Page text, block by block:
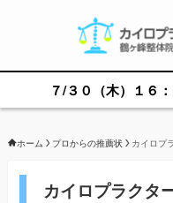
７/３０（木）１６：
ホーム プロからの推薦状 カイロプ
カイロプラクタ